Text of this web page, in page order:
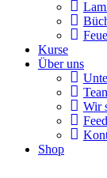
Kurse
Über uns
Wir
Shop